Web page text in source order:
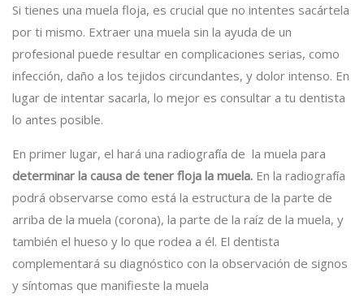
Si tienes una muela floja, es crucial que no intentes sacártela
por ti mismo. Extraer una muela sin la ayuda de un
profesional puede resultar en complicaciones serias, como
infección, daño a los tejidos circundantes, y dolor intenso. En
lugar de intentar sacarla, lo mejor es consultar a tu dentista
lo antes posible.
En primer lugar, el hará una radiografía de la muela para
determinar la causa de tener floja la muela. En la radiografía
podrá observarse como está la estructura de la parte de
arriba de la muela (corona), la parte de la raíz de la muela, y
también el hueso y lo que rodea a él. El dentista
complementará su diagnóstico con la observación de signos
y síntomas que manifieste la muela